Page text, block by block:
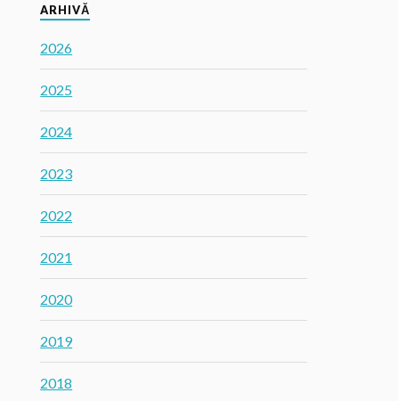
ARHIVĂ
2026
2025
2024
2023
2022
2021
2020
2019
2018